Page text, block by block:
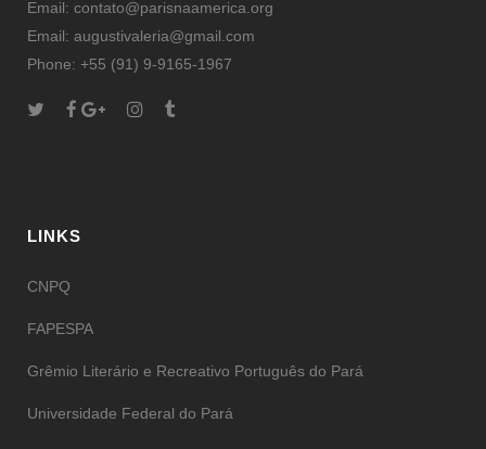
Email: contato@parisnaamerica.org
Email: augustivaleria@gmail.com
Phone: +55 (91) 9-9165-1967
LINKS
CNPQ
FAPESPA
Grêmio Literário e Recreativo Português do Pará
Universidade Federal do Pará